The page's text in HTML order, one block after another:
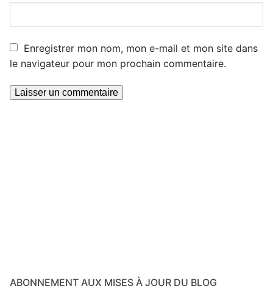
Enregistrer mon nom, mon e-mail et mon site dans
le navigateur pour mon prochain commentaire.
ABONNEMENT AUX MISES À JOUR DU BLOG